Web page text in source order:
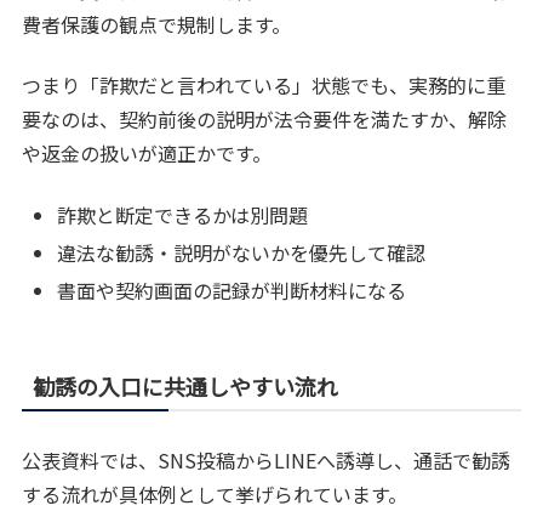
費者保護の観点で規制します。
つまり「詐欺だと言われている」状態でも、実務的に重
要なのは、契約前後の説明が法令要件を満たすか、解除
や返金の扱いが適正かです。
詐欺と断定できるかは別問題
違法な勧誘・説明がないかを優先して確認
書面や契約画面の記録が判断材料になる
勧誘の入口に共通しやすい流れ
公表資料では、SNS投稿からLINEへ誘導し、通話で勧誘
する流れが具体例として挙げられています。